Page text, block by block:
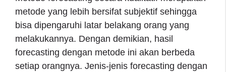
metode yang lebih bersifat subjektif sehingga
bisa dipengaruhi latar belakang orang yang
melakukannya. Dengan demikian, hasil
forecasting dengan metode ini akan berbeda
setiap orangnya. Jenis-jenis forecasting dengan